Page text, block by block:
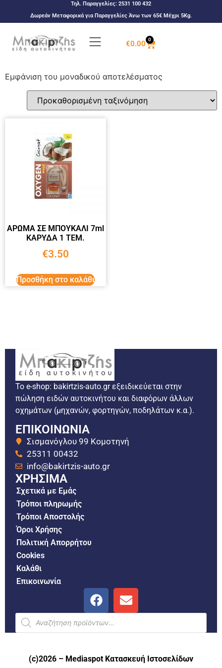
Τηλ. Παραγγελίες: 2531 100 432
Δωρεάν Μεταφορικά για Παραγγελίες Άνω των 65€ Μέχρι 5Kg.
€0.00 0
Εμφάνιση του μοναδικού αποτελέσματος
ΑΡΩΜΑ ΣΕ ΜΠΟΥΚΑΛΙ 7ml
ΚΑΡΥΔΑ 1 ΤΕΜ.
€3.50
Προσθήκη στο καλάθι
Το e-shop: bakirtzis-auto.gr εξειδικεύεται στην
πώληση ειδών αυτοκινήτου και διαφόρων άλλων
οχημάτων (μηχανών, φορτηγών, ποδηλάτων κ.α.).
ΕΠΙΚΟΙΝΩΝΙΑ
Σισμανόγλου 99 Κομοτηνή
25311 00432
info@bakirtzis-auto.gr
ΧΡΗΣΙΜΑ
Σχετικά με Εμάς
Τρόποι πληρωμής
Τρόποι Αποστολής
Όροι Χρήσης
Πολιτική Απορρήτου
Cookies
Καλάθι
Επικοινωνία
(c)2026 – Mediaspot Κατασκευή Ιστοσελίδων